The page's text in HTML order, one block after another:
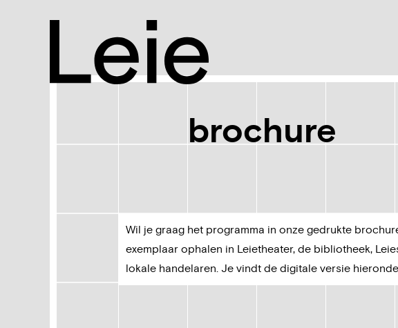
brochure
Wil je graag het programma in onze gedrukte
exemplaar ophalen in Leietheater, de bibliotheek,
lokale handelaren. Je vindt de digitale versie